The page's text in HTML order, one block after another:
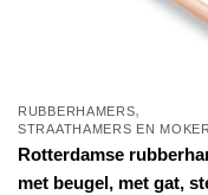
RUBBERHAMERS,
STRAATHAMERS EN
Rotterdamse
met beugel, met gat,